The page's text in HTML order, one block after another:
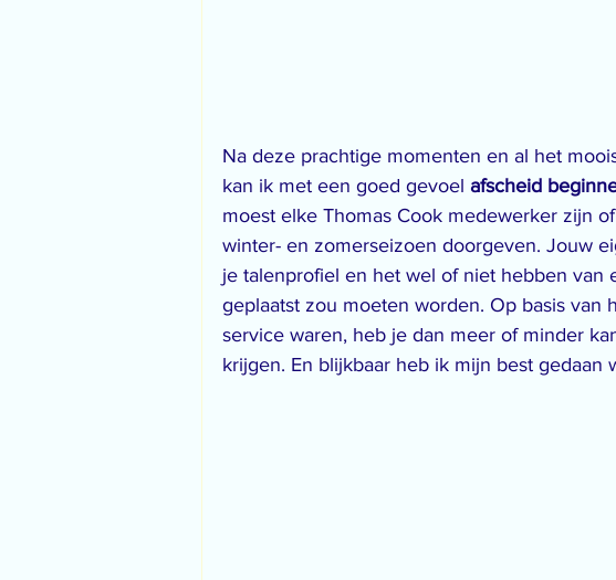
Na deze prachtige momenten en al het
kan ik met een goed gevoel afscheid
moest elke Thomas Cook medewerker zijn
winter- en zomerseizoen doorgeven. Jouw
je talenprofiel en het wel of niet hebben van
geplaatst zou moeten worden. Op basis van
service waren, heb je dan meer of minder
krijgen. En blijkbaar heb ik mijn best gedaan